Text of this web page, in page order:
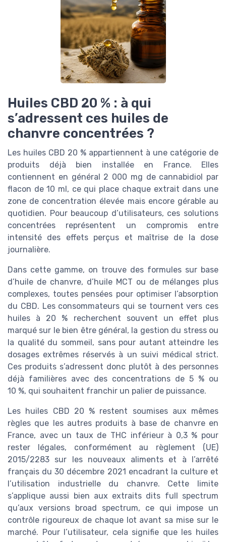
Huiles CBD 20 % : à qui
s’adressent ces huiles de
chanvre concentrées ?
Les huiles CBD 20 % appartiennent à une catégorie de
produits déjà bien installée en France. Elles
contiennent en général 2 000 mg de cannabidiol par
flacon de 10 ml, ce qui place chaque extrait dans une
zone de concentration élevée mais encore gérable au
quotidien. Pour beaucoup d’utilisateurs, ces solutions
concentrées représentent un compromis entre
intensité des effets perçus et maîtrise de la dose
journalière.
Dans cette gamme, on trouve des formules sur base
d’huile de chanvre, d’huile MCT ou de mélanges plus
complexes, toutes pensées pour optimiser l’absorption
du CBD. Les consommateurs qui se tournent vers ces
huiles à 20 % recherchent souvent un effet plus
marqué sur le bien être général, la gestion du stress ou
la qualité du sommeil, sans pour autant atteindre les
dosages extrêmes réservés à un suivi médical strict.
Ces produits s’adressent donc plutôt à des personnes
déjà familières avec des concentrations de 5 % ou
10 %, qui souhaitent franchir un palier de puissance.
Les huiles CBD 20 % restent soumises aux mêmes
règles que les autres produits à base de chanvre en
France, avec un taux de THC inférieur à 0,3 % pour
rester légales, conformément au règlement (UE)
2015/2283 sur les nouveaux aliments et à l’arrêté
français du 30 décembre 2021 encadrant la culture et
l’utilisation industrielle du chanvre. Cette limite
s’applique aussi bien aux extraits dits full spectrum
qu’aux versions broad spectrum, ce qui impose un
contrôle rigoureux de chaque lot avant sa mise sur le
marché. Pour l’utilisateur, cela signifie que les huiles